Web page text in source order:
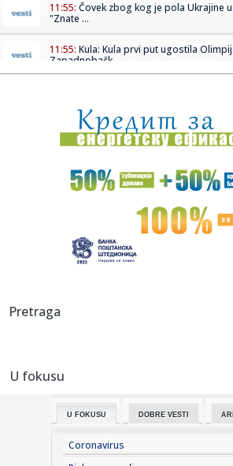
11:55: Čovek zbog kog je pola Ukrajine
"Znate ...
11:55: Kula: Kula prvi put ugostila
Zapadnobačk...
11:53:Rusi besni na klub zbog Albanca
11:53:ILIĆ PRESEKAO: Četvorica iz
Tele...
KoZmaj Fest donosi muziku i
11:49:Velika odluka pred Dejvisom: U
11:47:
11:45: Netfliks vraća hit-komediju: Stiže
Pretraga
U fokusu
U FOKUSU DOBRE VESTI
Coronavirus